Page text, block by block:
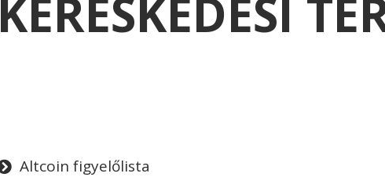
KERESKEDÉSI
Altcoin figyelőlista